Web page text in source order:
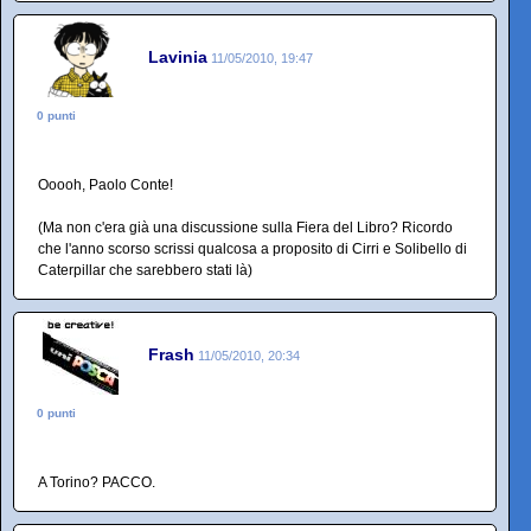
Lavinia 11/05/2010, 19:47
0 punti
Ooooh, Paolo Conte!
(Ma non c'era già una discussione sulla Fiera del Libro? Ricordo
che l'anno scorso scrissi qualcosa a proposito di Cirri e Solibello di
Caterpillar che sarebbero stati là)
Frash 11/05/2010, 20:34
0 punti
A Torino? PACCO.